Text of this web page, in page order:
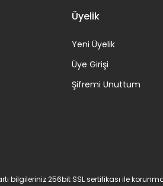
Üyelik
Yeni Üyelik
Üye Girişi
Şifremi Unuttum
bilgileriniz 256bit SSL sertifikası ile